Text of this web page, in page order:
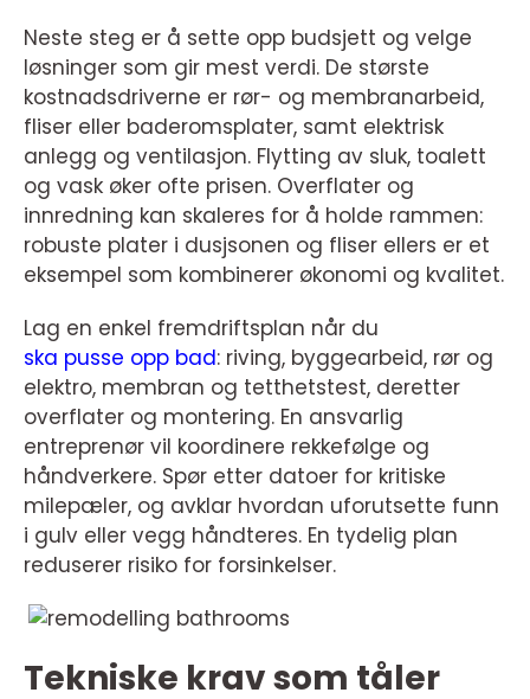
Neste steg er å sette opp budsjett og velge
løsninger som gir mest verdi. De største
kostnadsdriverne er rør- og membranarbeid,
fliser eller baderomsplater, samt elektrisk
anlegg og ventilasjon. Flytting av sluk, toalett
og vask øker ofte prisen. Overflater og
innredning kan skaleres for å holde rammen:
robuste plater i dusjsonen og fliser ellers er et
eksempel som kombinerer økonomi og kvalitet.
Lag en enkel fremdriftsplan når du
ska pusse opp bad: riving, byggearbeid, rør og
elektro, membran og tetthetstest, deretter
overflater og montering. En ansvarlig
entreprenør vil koordinere rekkefølge og
håndverkere. Spør etter datoer for kritiske
milepæler, og avklar hvordan uforutsette funn
i gulv eller vegg håndteres. En tydelig plan
reduserer risiko for forsinkelser.
Tekniske krav som tåler